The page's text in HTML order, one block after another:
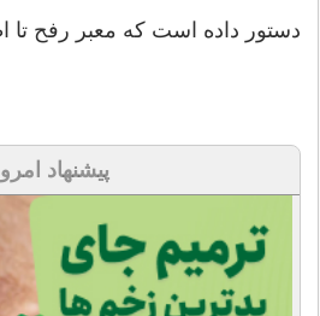
دستور داده است که معبر رفح تا
پیشنهاد